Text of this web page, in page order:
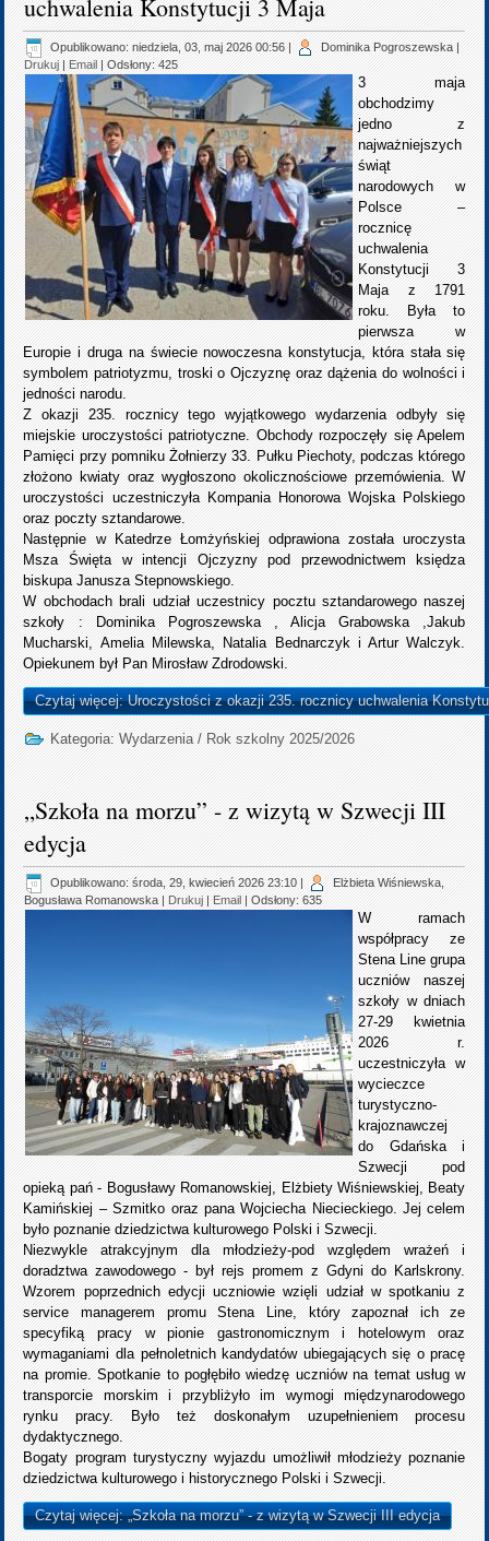
uchwalenia Konstytucji 3 Maja
Opublikowano: niedziela, 03, maj 2026 00:56 Dominika Pogroszewska
Drukuj
Email | Odsłony: 425
3 maja
obchodzimy
jedno z
najważniejszych
świąt
narodowych w
Polsce –
rocznicę
uchwalenia
Konstytucji 3
Maja z 1791
roku. Była to
pierwsza w
Europie i druga na świecie nowoczesna konstytucja, która stała się
symbolem patriotyzmu, troski o Ojczyznę oraz dążenia do wolności i
jedności narodu.
Z okazji 235. rocznicy tego wyjątkowego wydarzenia odbyły się
miejskie uroczystości patriotyczne. Obchody rozpoczęły się Apelem
Pamięci przy pomniku Żołnierzy 33. Pułku Piechoty, podczas którego
złożono kwiaty oraz wygłoszono okolicznościowe przemówienia. W
uroczystości uczestniczyła Kompania Honorowa Wojska Polskiego
oraz poczty sztandarowe.
Następnie w Katedrze Łomżyńskiej odprawiona została uroczysta
Msza Święta w intencji Ojczyzny pod przewodnictwem księdza
biskupa Janusza Stepnowskiego.
W obchodach brali udział uczestnicy pocztu sztandarowego naszej
szkoły : Dominika Pogroszewska , Alicja Grabowska ,Jakub
Mucharski, Amelia Milewska, Natalia Bednarczyk i Artur Walczyk.
Opiekunem był Pan Mirosław Zdrodowski.
Czytaj więcej: Uroczystości z okazji 235. rocznicy uchwalenia
Kategoria:Wydarzenia / Rok szkolny 2025/2026
„Szkoła na morzu” - z wizytą w Szwecji III
edycja
Opublikowano: środa, 29, kwiecień 2026 23:10
Elżbieta Wiśniewska,
Bogusława Romanowska| Drukuj Email | Odsłony: 635
W ramach
współpracy ze
Stena Line grupa
uczniów naszej
szkoły w dniach
27-29 kwietnia
2026 r.
uczestniczyła w
wycieczce
turystyczno-
krajoznawczej
do Gdańska i
Szwecji pod
opieką pań - Bogusławy Romanowskiej, Elżbiety Wiśniewskiej, Beaty
Kamińskiej – Szmitko oraz pana Wojciecha Niecieckiego. Jej celem
było poznanie dziedzictwa kulturowego Polski i Szwecji.
Niezwykle atrakcyjnym dla młodzieży-pod względem wrażeń i
doradztwa zawodowego - był rejs promem z Gdyni do Karlskrony.
Wzorem poprzednich edycji uczniowie wzięli udział w spotkaniu z
service managerem promu Stena Line, który zapoznał ich ze
specyfiką pracy w pionie gastronomicznym i hotelowym oraz
wymaganiami dla pełnoletnich kandydatów ubiegających się o pracę
na promie. Spotkanie to pogłębiło wiedzę uczniów na temat usług w
transporcie morskim i przybliżyło im wymogi międzynarodowego
rynku pracy. Było też doskonałym uzupełnieniem procesu
dydaktycznego.
Bogaty program turystyczny wyjazdu umożliwił młodzieży poznanie
dziedzictwa kulturowego i historycznego Polski i Szwecji.
Czytaj więcej: „Szkoła na morzu” - z wizytą w Szwecji III edycja